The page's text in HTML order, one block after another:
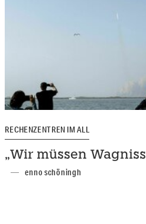
RECHENZENTREN IM ALL
„Wir müssen
enno schöningh